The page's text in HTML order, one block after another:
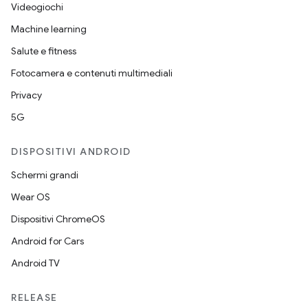
Videogiochi
Machine learning
Salute e fitness
Fotocamera e contenuti multimediali
Privacy
5G
DISPOSITIVI ANDROID
Schermi grandi
Wear OS
Dispositivi ChromeOS
Android for Cars
Android TV
RELEASE